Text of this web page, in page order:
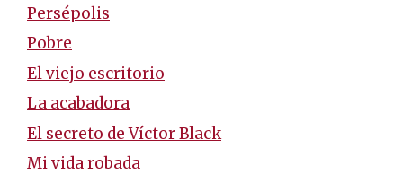
Persépolis
Pobre
El viejo escritorio
La acabadora
El secreto de Víctor Black
Mi vida robada